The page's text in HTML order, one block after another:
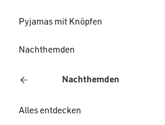
Pyjamas mit Knöpfen
Nachthemden
Nachthemden
Alles entdecken